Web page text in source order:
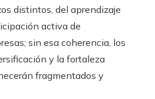
distintos, del aprendizaje
activa de
sin esa coherencia, los
y la fortaleza
fragmentados y